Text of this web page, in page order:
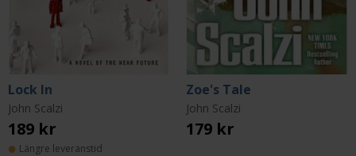
Lock In
John Scalzi
189 kr
Längre leveranstid
Zoe's Tale
John Scalzi
179 kr